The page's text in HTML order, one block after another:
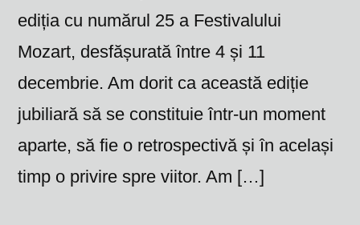
ediția cu numărul 25 a Festivalului
Mozart, desfășurată între 4 și 11
decembrie. Am dorit ca această ediție
jubiliară să se constituie într-un moment
aparte, să fie o retrospectivă și în același
timp o privire spre viitor. Am […]